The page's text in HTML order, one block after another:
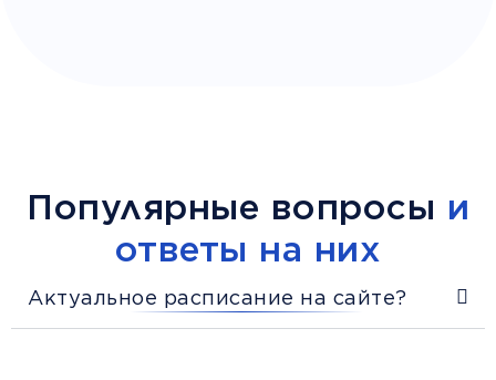
Популярные вопросы и
ответы на них
Актуальное расписание на сайте?